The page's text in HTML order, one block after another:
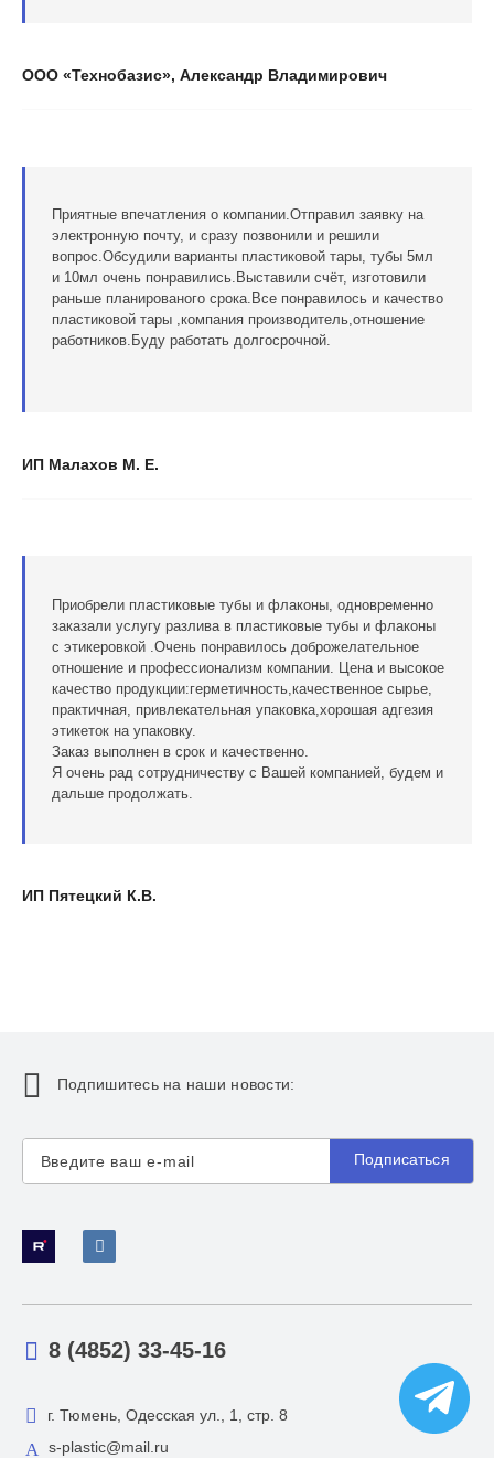
ООО «Технобазис», Александр Владимирович
Приятные впечатления о компании.Отправил заявку на
электронную почту, и сразу позвонили и решили
вопрос.Обсудили варианты пластиковой тары, тубы 5мл
и 10мл очень понравились.Выставили счёт, изготовили
раньше планированого срока.Все понравилось и качество
пластиковой тары ,компания производитель,отношение
работников.Буду работать долгосрочной.
ИП Малахов М. Е.
Приобрели пластиковые тубы и флаконы, одновременно
заказали услугу разлива в пластиковые тубы и флаконы
с этикеровкой .Очень понравилось доброжелательное
отношение и профессионализм компании. Цена и высокое
качество продукции:герметичность,качественное сырье,
практичная, привлекательная упаковка,хорошая адгезия
этикеток на упаковку.
Заказ выполнен в срок и качественно.
Я очень рад сотрудничеству с Вашей компанией, будем и
дальше продолжать.
ИП Пятецкий К.В.
Подпишитесь на наши новости:
Подписаться
8 (4852) 33-45-16
г. Тюмень, Одесская ул., 1, стр. 8
s-plastic@mail.ru